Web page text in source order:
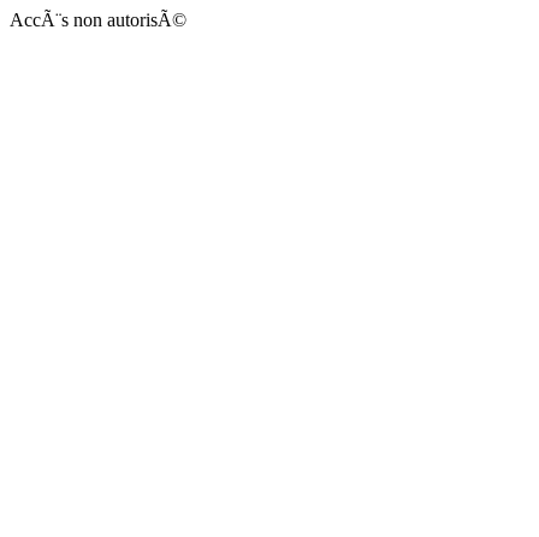
AccÃ¨s non autorisÃ©